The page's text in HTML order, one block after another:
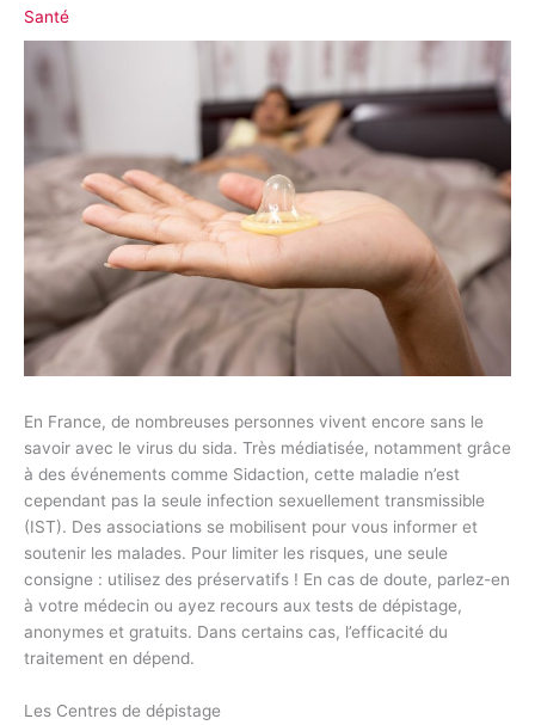
Santé
En France, de nombreuses personnes vivent encore sans le
savoir avec le virus du sida. Très médiatisée, notamment grâce
à des événements comme Sidaction, cette maladie n’est
cependant pas la seule infection sexuellement transmissible
(IST). Des associations se mobilisent pour vous informer et
soutenir les malades. Pour limiter les risques, une seule
consigne : utilisez des préservatifs ! En cas de doute, parlez-en
à votre médecin ou ayez recours aux tests de dépistage,
anonymes et gratuits. Dans certains cas, l’efficacité du
traitement en dépend.
Les Centres de dépistage